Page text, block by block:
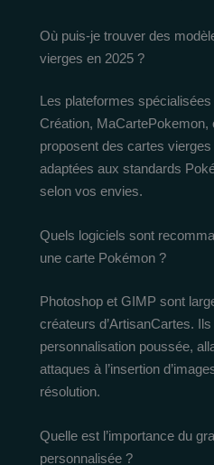
Où puis-je trouver des
vierges en 2025 ?
Les plateformes
Création, MaCartePokemon,
proposent des cartes vierges
adaptées aux standards
selon vos envies.
Quels logiciels sont
une carte Pokémon ?
Photoshop et GIMP sont
créateurs d’ArtisanCartes.
personnalisation poussée,
attaques à l’insertion
résolution.
Quelle est l’importance du
personnalisée ?